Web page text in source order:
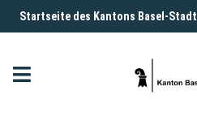
Navigation überspringen
Startseite des Kantons Basel-Stadt